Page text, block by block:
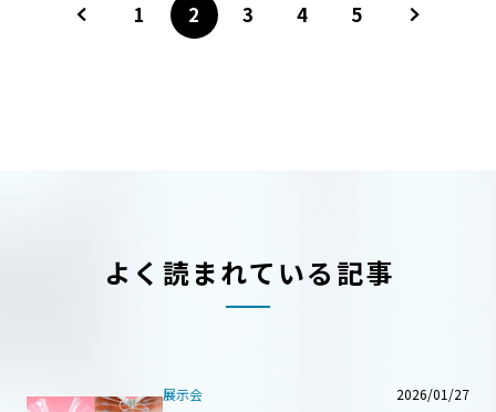
1 2 3 4 5
よく読まれている記事
展示会 2026/01/27